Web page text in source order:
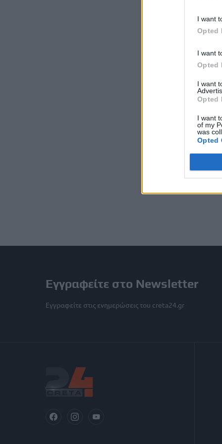
I want
Opted
I want
Opted
I want
Opted
I want
of my
was
Opted
Εγγραφείτε στο Newsletter
Εγγραφείτε στις ενημερώσεις του creta24.gr